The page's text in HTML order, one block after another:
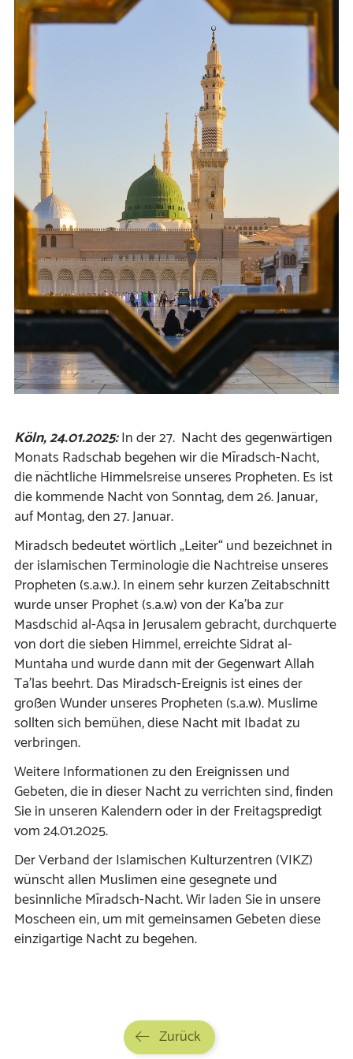
Köln, 24.01.2025:In der 27. Nacht des gegenwärtigen
Monats Radschab begehen wir die Mīradsch-Nacht,
die nächtliche Himmelsreise unseres Propheten. Es ist
die kommende Nacht von Sonntag, dem 26. Januar,
auf Montag, den 27. Januar.
Miradsch bedeutet wörtlich „Leiter“ und bezeichnet in
der islamischen Terminologie die Nachtreise unseres
Propheten (s.a.w.). In einem sehr kurzen Zeitabschnitt
wurde unser Prophet (s.a.w) von der Ka’ba zur
Masdschid al-Aqsa in Jerusalem gebracht, durchquerte
von dort die sieben Himmel, erreichte Sidrat al-
Muntaha und wurde dann mit der Gegenwart Allah
Ta’las beehrt. Das Miradsch-Ereignis ist eines der
großen Wunder unseres Propheten (s.a.w). Muslime
sollten sich bemühen, diese Nacht mit Ibadat zu
verbringen.
Weitere Informationen zu den Ereignissen und
Gebeten, die in dieser Nacht zu verrichten sind, finden
Sie in unseren Kalendern oder in der Freitagspredigt
vom 24.01.2025.
Der Verband der Islamischen Kulturzentren (VIKZ)
wünscht allen Muslimen eine gesegnete und
besinnliche Mīradsch-Nacht. Wir laden Sie in unsere
Moscheen ein, um mit gemeinsamen Gebeten diese
einzigartige Nacht zu begehen.
Zurück